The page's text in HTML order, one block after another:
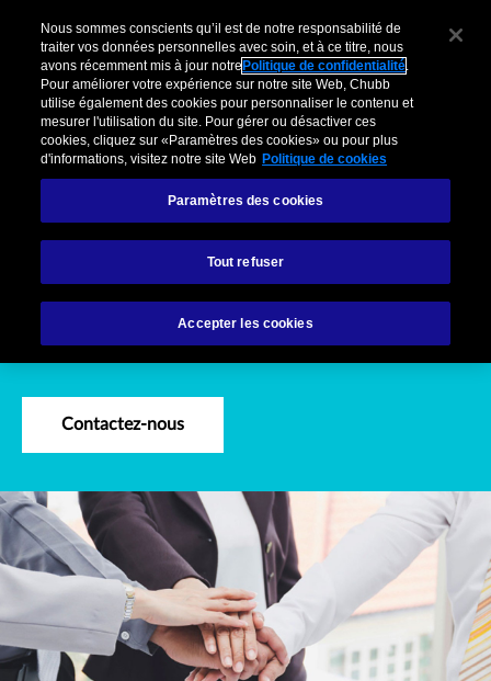
Financial Lines-Versicherungen
Courtiers Organisations partenaires
Produits Industries Services Sinistres
Produits Solutions et services Financial Lines
Solutions et services
Financial Lines
Contactez-nous
Nous sommes conscients qu’il est de notre responsabilité de
traiter vos données personnelles avec soin, et à ce titre, nous
avons récemment mis à jour notre Politique de confidentialité.
Pour améliorer votre expérience sur notre site Web, Chubb
utilise également des cookies pour personnaliser le contenu et
mesurer l'utilisation du site. Pour gérer ou désactiver ces
cookies, cliquez sur «Paramètres des cookies» ou pour plus
d'informations, visitez notre site Web Politique de cookies
Paramètres des cookies
Tout refuser
Accepter les cookies